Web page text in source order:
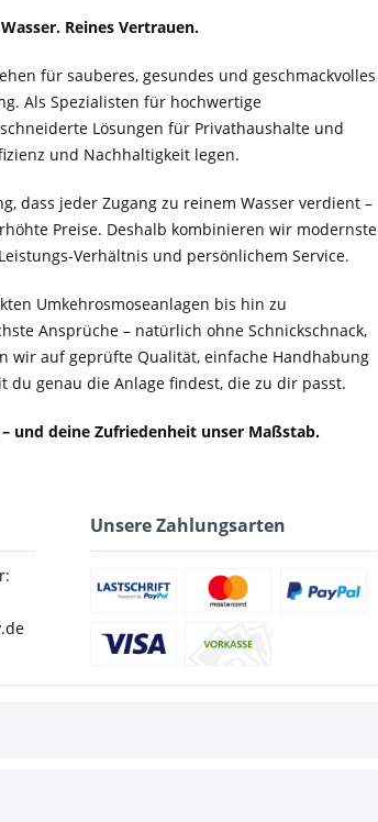
Reines Vertrauen.
für sauberes, gesundes und geschmackvolles
Als Spezialisten für hochwertige
Lösungen für Privathaushalte und
und Nachhaltigkeit legen.
dass jeder Zugang zu reinem Wasser verdient –
Preise. Deshalb kombinieren wir modernste
Verhältnis und persönlichem Service.
Umkehrosmoseanlagen bis hin zu
Ansprüche – natürlich ohne Schnickschnack,
wir auf geprüfte Qualität, einfache Handhabung
du genau die Anlage findest, die zu dir passt.
und deine Zufriedenheit unser Maßstab.
Unsere Zahlungsarten